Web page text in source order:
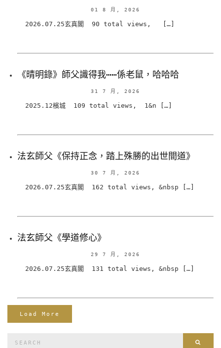
01 8 月, 2026
2026.07.25玄真閣 90 total views, […]
《晴明錄》師父識得我⋯⋯係老鼠，哈哈哈
31 7 月, 2026
2025.12檳城 109 total views, 1&n […]
法玄師父《保持正念，踏上殊勝的出世間道》
30 7 月, 2026
2026.07.25玄真閣 162 total views, &nbsp […]
法玄師父《學道修心》
29 7 月, 2026
2026.07.25玄真閣 131 total views, &nbsp […]
Load More